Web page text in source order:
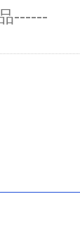
------